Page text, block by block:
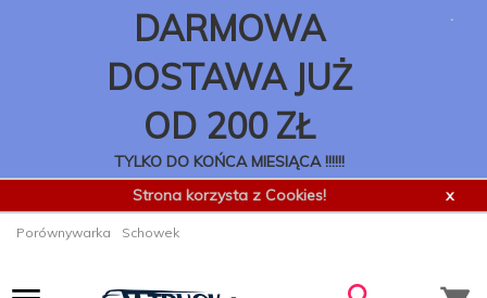
DARMOWA
DOSTAWA JUŻ
OD 200 ZŁ
TYLKO DO KOŃCA MIESIĄCA !!!!!!
.
Strona korzysta z Cookies! x
Porównywarka Schowek